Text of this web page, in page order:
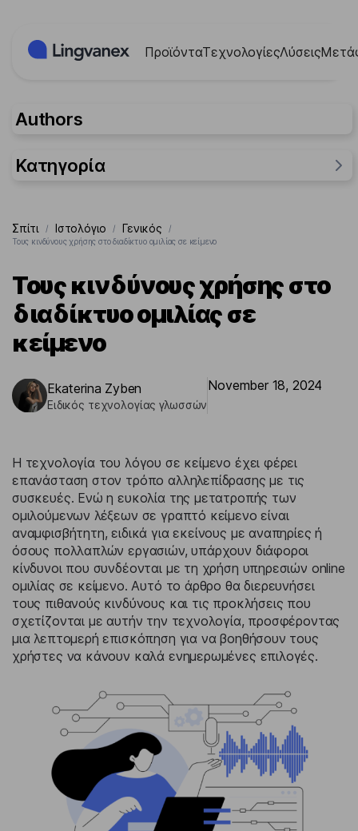
ΠροϊόνταΤεχνολογίεςΛύσεις
Authors
Κατηγορία
Ερευνήσεις
Σπίτι / Ιστολόγιο / Γενικός
/
Τους κινδύνους χρήσης στο διαδίκτυο ομιλίας σε κείμενο
Τους κινδύνους χρήσης στο
διαδίκτυο ομιλίας σε
κείμενο
Ekaterina Zyben
Ειδικός τεχνολογίας γλωσσών
November 18, 2024
Η τεχνολογία του λόγου σε κείμενο έχει φέρει
επανάσταση στον τρόπο αλληλεπίδρασης με τις
συσκευές. Ενώ η ευκολία της μετατροπής των
ομιλούμενων λέξεων σε γραπτό κείμενο είναι
αναμφισβήτητη, ειδικά για εκείνους με αναπηρίες ή
όσους πολλαπλών εργασιών, υπάρχουν διάφοροι
κίνδυνοι που συνδέονται με τη χρήση υπηρεσιών online
ομιλίας σε κείμενο. Αυτό το άρθρο θα διερευνήσει
τους πιθανούς κινδύνους και τις προκλήσεις που
σχετίζονται με αυτήν την τεχνολογία, προσφέροντας
μια λεπτομερή επισκόπηση για να βοηθήσουν τους
χρήστες να κάνουν καλά ενημερωμένες επιλογές.